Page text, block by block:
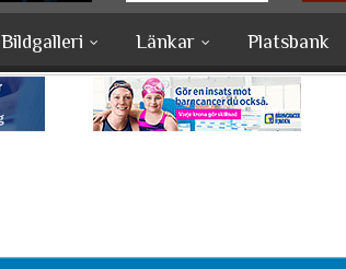
Bildgalleri Länkar Platsbank